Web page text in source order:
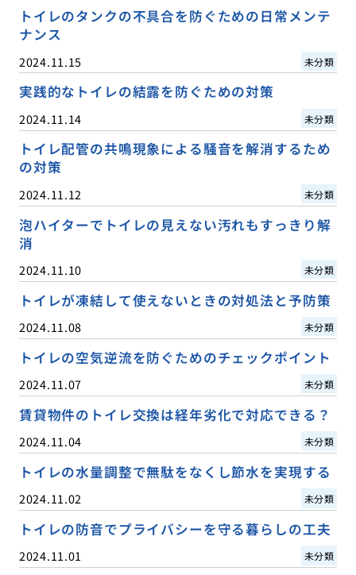
トイレのタンクの不具合を防ぐための日常メンテ
ナンス
2024.11.15 未分類
実践的なトイレの結露を防ぐための対策
2024.11.14 未分類
トイレ配管の共鳴現象による騒音を解消するため
の対策
2024.11.12 未分類
泡ハイターでトイレの見えない汚れもすっきり解
消
2024.11.10 未分類
トイレが凍結して使えないときの対処法と予防策
2024.11.08 未分類
トイレの空気逆流を防ぐためのチェックポイント
2024.11.07 未分類
賃貸物件のトイレ交換は経年劣化で対応できる？
2024.11.04 未分類
トイレの水量調整で無駄をなくし節水を実現する
2024.11.02 未分類
トイレの防音でプライバシーを守る暮らしの工夫
2024.11.01 未分類